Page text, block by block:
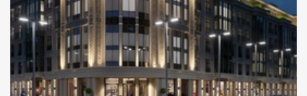
взрослым собственникам более 5 лет, квартира без
обременений и долгов ​​​​​​​Если вам нужна ипотека или
материнский капитал – это тоже не проблема. Мы поможем
вам с оформлением всех необходимых документов, чтобы
сделать процесс покупки максимально удобным для вас. ​​​​​​​ Не
упустите свой шанс стать счастливым обладателем уютной и
просторной квартиры! Назовите при звонке данный номер